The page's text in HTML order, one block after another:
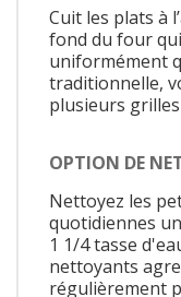
Cuit les plats à
fond du four
uniformément
traditionnelle,
plusieurs
OPTION DE
Nettoyez les
quotidiennes
1 1/4 tasse
nettoyants
régulièrement